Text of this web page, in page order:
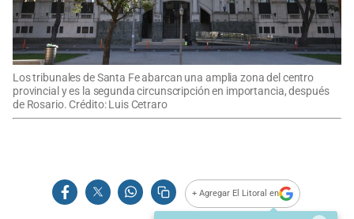
Los tribunales de Santa Fe abarcan una amplia zona del centro
provincial y es la segunda circunscripción en importancia, después
de Rosario. Crédito: Luis Cetraro
+ Agregar El Litoral en